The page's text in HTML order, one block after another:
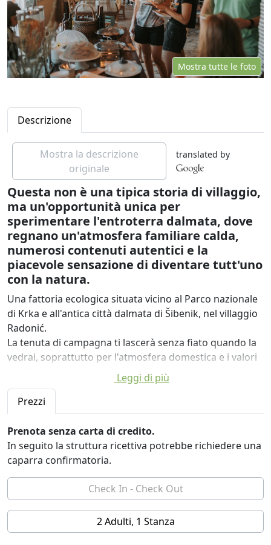
Mostra tutte le foto
Descrizione
Mostra la descrizione
originale
translated by
Questa non è una tipica storia di villaggio,
ma un'opportunità unica per
sperimentare l'entroterra dalmata, dove
regnano un'atmosfera familiare calda,
numerosi contenuti autentici e la
piacevole sensazione di diventare tutt'uno
con la natura.
Una fattoria ecologica situata vicino al Parco nazionale
di Krka e all'antica città dalmata di Šibenik, nel villaggio
Radonić.
La tenuta di campagna ti lascerà senza fiato quando la
vedrai, soprattutto per l'atmosfera domestica e i valori
familiari che possono essere visti ad ogni passo.
Nella nostra piscina c'è acqua fresca e pulita che viene
filtrata ogni giorno. La piscina si trova nella zona
posteriore della tenuta in modo che i nostri ospiti
possano godere della massima privacy e di
un'atmosfera intima. Nella nostra zona lounge presso
la piscina all'aperto potrete trascorrere una vacanza
circondati da un'incantevole area verde e da una natura
incontaminata.
Oltre alla piscina c'è anche una sauna nella zona
lounge.
Leggi di più
Prezzi
Prenota senza carta di credito.
In seguito la struttura ricettiva potrebbe richiedere una
caparra confirmatoria.
2 Adulti, 1 Stanza